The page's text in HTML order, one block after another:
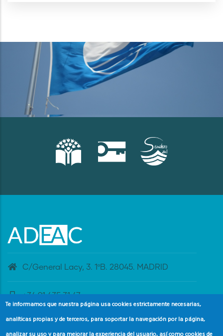
C/General Lacy, 3. 1ºB. 28045. MADRID
+34 91 435 31 47
banderaazul@adeac.es
Te informamos que nuestra página usa cookies estrictamente necesarias,
analíticas propias y de terceros, para soportar la navegación por la página,